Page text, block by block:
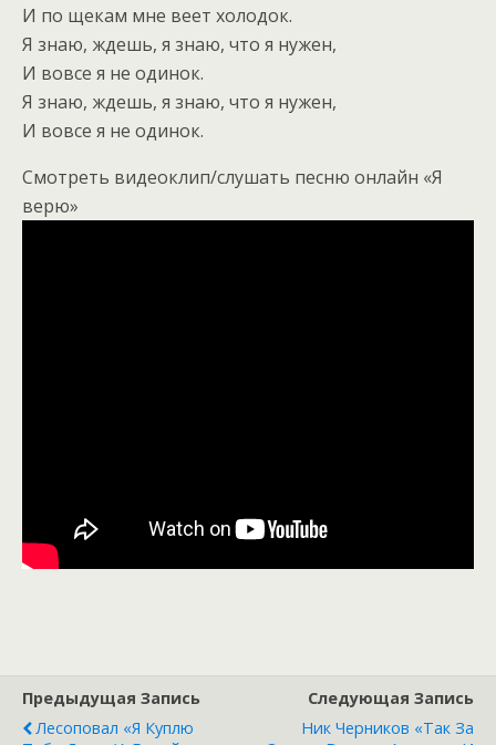
И по щекам мне веет холодок.
Я знаю, ждешь, я знаю, что я нужен,
И вовсе я не одинок.
Я знаю, ждешь, я знаю, что я нужен,
И вовсе я не одинок.
Смотреть видеоклип/слушать песню онлайн «Я
верю»
Предыдущая Запись
Лесоповал «Я Куплю
Следующая Запись
Ник Черников «Так За